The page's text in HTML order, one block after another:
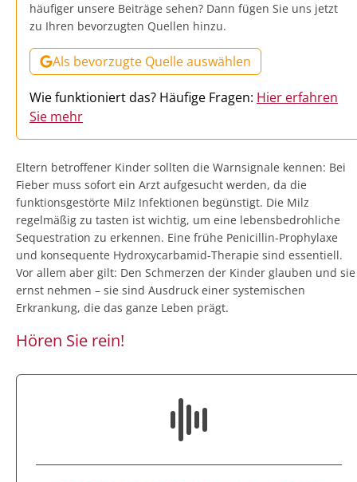
häufiger unsere Beiträge sehen? Dann fügen Sie uns jetzt
zu Ihren bevorzugten Quellen hinzu.
Als bevorzugte Quelle auswählen
Wie funktioniert das? Häufige Fragen: Hier erfahren
Sie mehr
Eltern betroffener Kinder sollten die Warnsignale kennen: Bei
Fieber muss sofort ein Arzt aufgesucht werden, da die
funktionsgestörte Milz Infektionen begünstigt. Die Milz
regelmäßig zu tasten ist wichtig, um eine lebensbedrohliche
Sequestration zu erkennen. Eine frühe Penicillin-Prophylaxe
und konsequente Hydroxycarbamid-Therapie sind essentiell.
Vor allem aber gilt: Den Schmerzen der Kinder glauben und sie
ernst nehmen – sie sind Ausdruck einer systemischen
Erkrankung, die das ganze Leben prägt.
Hören Sie rein!